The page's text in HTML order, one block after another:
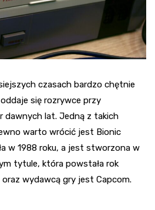
czasach bardzo chętnie
się rozrywce przy
dawnych lat. Jedną z takich
warto wrócić jest Bionic
w 1988 roku, a jest stworzona w
tytule, która powstała rok
wydawcą gry jest Capcom.